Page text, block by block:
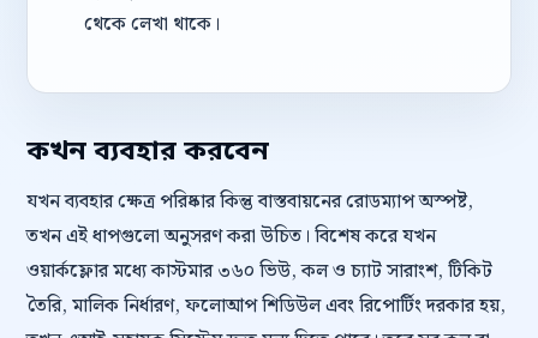
থেকে লেখা থাকে।
কখন ব্যবহার করবেন
যখন ব্যবহার ক্ষেত্র পরিষ্কার কিন্তু বাস্তবায়নের রোডম্যাপ অস্পষ্ট,
তখন এই ধাপগুলো অনুসরণ করা উচিত। বিশেষ করে যখন
ওয়ার্কফ্লোর মধ্যে কাস্টমার ৩৬০ ভিউ, কল ও চ্যাট সারাংশ, টিকিট
তৈরি, মালিক নির্ধারণ, ফলোআপ শিডিউল এবং রিপোর্টিং দরকার হয়,